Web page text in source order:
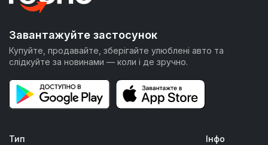
Завантажуйте застосунок
Купуйте, продавайте, зберігайте улюблені авто та
слідкуйте за новинами — коли і де зручно.
Тип
Інфо